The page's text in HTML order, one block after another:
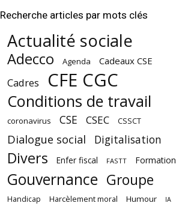
Recherche articles par mots clés
Actualité sociale
Adecco Agenda Cadeaux CSE
Cadres CFE CGC
Conditions de travail
coronavirus CSE CSEC CSSCT
Dialogue social Digitalisation
Divers Enfer fiscal FASTT Formation
Gouvernance Groupe
Handicap Harcèlement moral Humour IA